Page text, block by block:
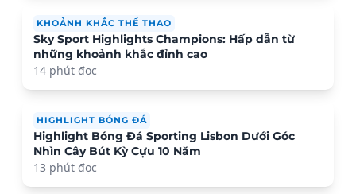
KHOẢNH KHẮC THỂ THAO
Sky Sport Highlights Champions: Hấp dẫn từ
những khoảnh khắc đỉnh cao
14 phút đọc
HIGHLIGHT BÓNG ĐÁ
Highlight Bóng Đá Sporting Lisbon Dưới Góc
Nhìn Cây Bút Kỳ Cựu 10 Năm
13 phút đọc